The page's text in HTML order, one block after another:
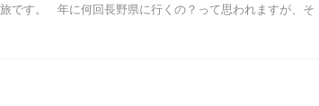
です。 年に何回長野県に行くの？って思われますが、そ